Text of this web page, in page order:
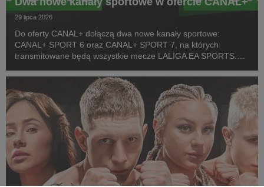
29 lipca 2026
Do oferty CANAL+ dołączą dwa nowe kanały sportowe:
CANAL+ SPORT 6 oraz CANAL+ SPORT 7, na których
transmitowane będą wszystkie mecze LALIGA EA SPORTS.
pierwszej kolejki sezonu 2026/27 ligi hiszpańskiej, po formaln...